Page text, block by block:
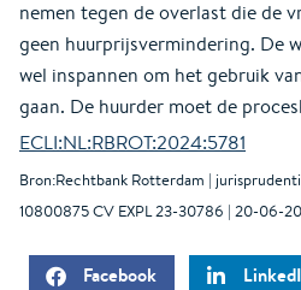
nemen tegen de overlast die de
geen huurprijsvermindering. De
wel inspannen om het gebruik
gaan. De huurder moet de
ECLI:NL:RBROT:2024:5781
Bron:Rechtbank Rotterdam |
10800875 CV EXPL 23-30786 | 20-06-
Facebook